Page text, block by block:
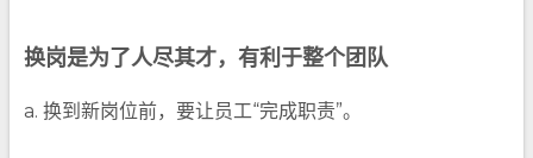
换岗是为了人尽其才，有利于整个团队
a. 换到新岗位前，要让员工“完成职责”。